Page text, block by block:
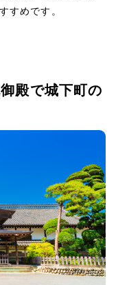
すめです。
で城下町の